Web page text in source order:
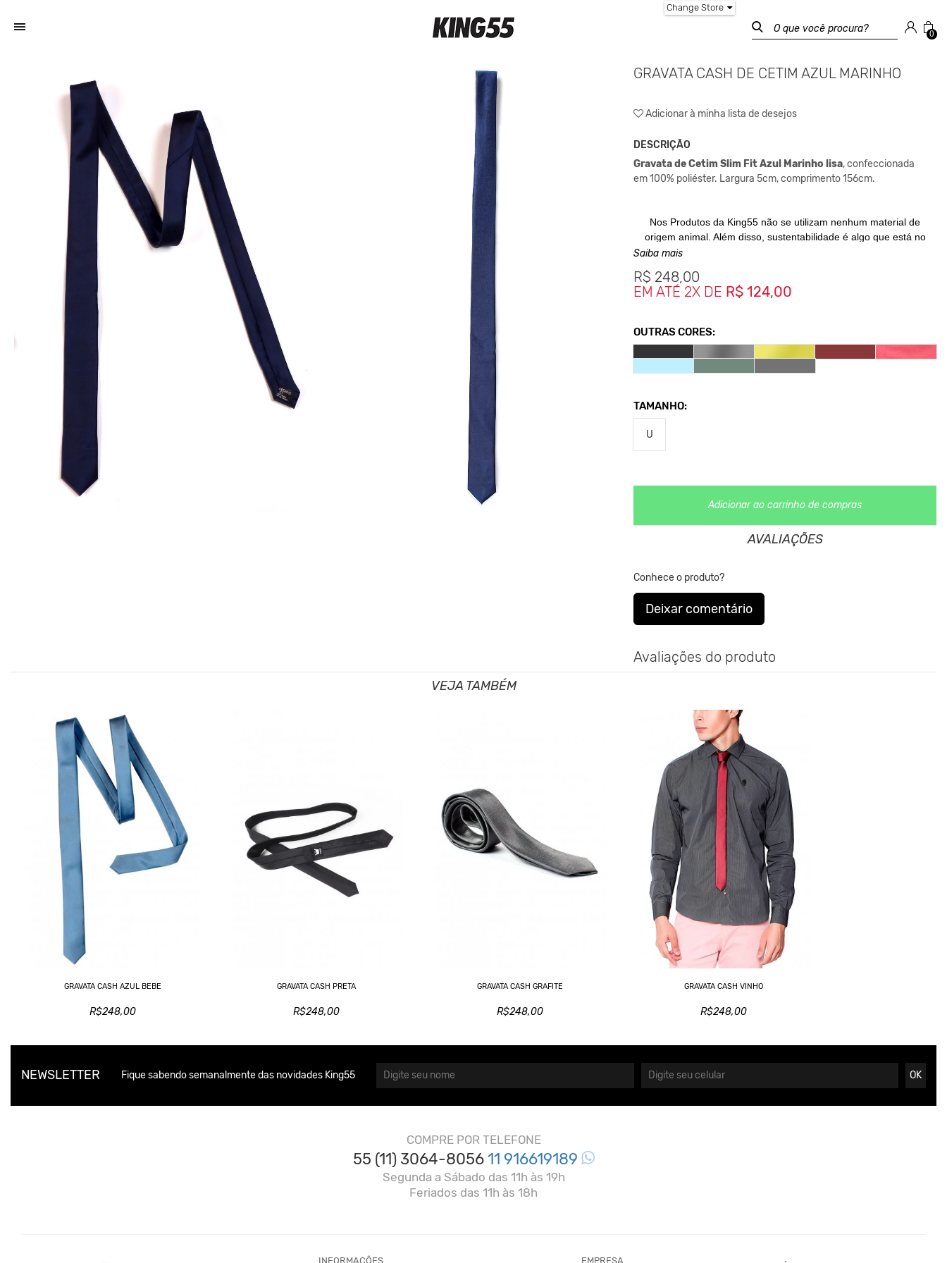
Change Store
0
GRAVATA CASH DE CETIM AZUL MARINHO
Adicionar à minha lista de desejos
DESCRIÇÃO
Gravatade Cetim Slim FitAzul Marinho lisa, confeccionada
em 100% poliéster. Largura 5cm,comprimento 156cm.
Nos Produtos da King55 não se utilizam nenhum material de
origem animal. Além disso, sustentabilidade é algo que está no
Saiba mais
R$ 248,00
EM ATÉ 2X DE R$ 124,00
OUTRAS CORES:
TAMANHO:
U
Adicionar ao carrinho de compras
AVALIAÇÕES
Conhece o produto?
Deixar comentário
Avaliações do produto
VEJA TAMBÉM
GRAVATA CASH AZUL BEBE
R$248,00
GRAVATA CASH PRETA
R$248,00
GRAVATA CASH GRAFITE
R$248,00
GRAVATA CASH VINHO
R$248,00
NEWSLETTER Fique sabendo semanalmente das novidades King55 OK
COMPRE POR TELEFONE
55 (11) 3064-805611 916619189
Segunda a Sábado das 11h às 19h
Feriados das 11h às 18h
INFORMAÇÕES EMPRESA